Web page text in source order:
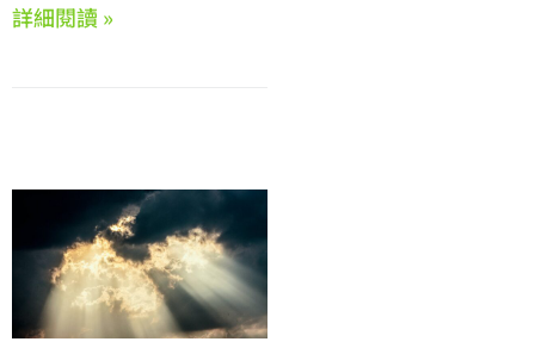
詳細閱讀 »